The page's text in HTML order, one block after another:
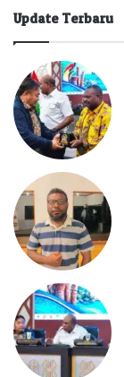
Update Terbaru